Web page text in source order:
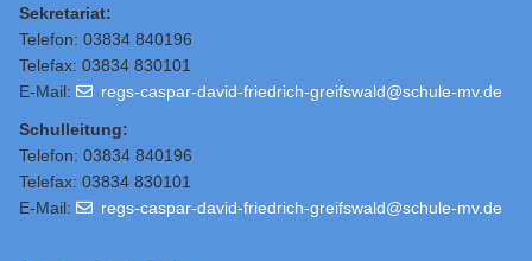
Sekretariat:
Telefon: 03834 840196
Telefax: 03834 830101
E-Mail:
regs-caspar-david-friedrich-greifswald@schule-mv.de
Schulleitung:
Telefon: 03834 840196
Telefax: 03834 830101
E-Mail:
regs-caspar-david-friedrich-greifswald@schule-mv.de